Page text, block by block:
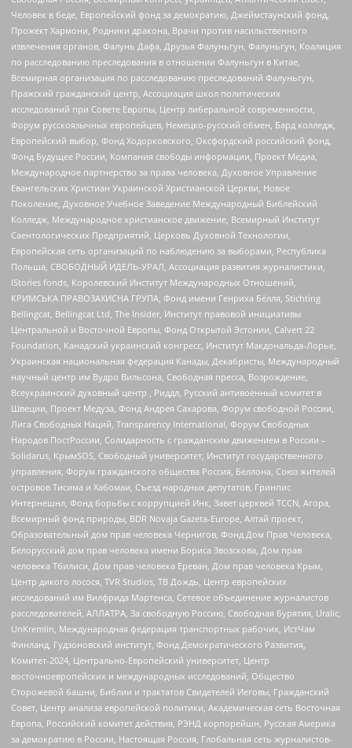
Человек в беде, Европейский фонд за демократию, Джеймстаунский фонд,
Прожект Хармони, Родники дракона, Врачи против насильственного
извлечения органов, Фалунь Дафа, Друзья Фалуньгун, Фалуньгун, Коалиция
по расследованию преследования в отношении Фалуньгун в Китае,
Всемирная организация по расследованию преследований Фалуньгун,
Пражский гражданский центр, Ассоциация школ политических
исследований при Совете Европы, Центр либеральной современности,
Форум русскоязычных европейцев, Немецко-русский обмен, Бард колледж,
Европейский выбор, Фонд Ходорковского, Оксфордский российский фонд,
Фонд Будущее России, Компания свободы информации, Проект Медиа,
Международное партнерство за права человека, Духовное Управление
Евангельских Христиан Украинской Христианской Церкви, Новое
Поколение, Духовное Учебное Заведение Международный Библейский
Колледж, Международное христианское движение, Всемирный Институт
Саентологических Предприятий, Церковь Духовной Технологии,
Европейская сеть организаций по наблюдению за выборами, Республика
Польша, СВОБОДНЫЙ ИДЕЛЬ-УРАЛ, Ассоциация развития журналистики,
IStories fonds, Королевский Институт Международных Отношений,
КРИМСЬКА ПРАВОЗАХИСНА ГРУПА, Фонд имени Генриха Бёлля, Stichting
Bellingcat, Bellingcat Ltd, The Insider, Институт правовой инициативы
Центральной и Восточной Европы, Фонд Открытой Эстонии, Calvert 22
Foundation, Канадский украинский конгресс, Институт Макдональда-Лорье,
Украинская национальная федерация Канады, Декабристы, Международный
научный центр им Вудро Вильсона, Свободная пресса, Возрождение,
Всеукраинский духовный центр , Риддл, Русский антивоенный комитет в
Швеции, Проект Медуза, Фонд Андрея Сахарова, Форум свободной России,
Лига Свободных Наций, Transparеncy International, Форум Свободных
Народов ПостРоссии, Солидарность с гражданским движением в России –
Solidarus, КрымSOS, Свободный университет, Институт государственного
управления, Форум гражданского общества Россия, Беллона, Союз жителей
островов Тисима и Хабомаи, Съезд народных депутатов, Гринпис
Интернешнл, Фонд борьбы с коррупцией Инк, Завет церквей TCCN, Агора,
Всемирный фонд природы, BDR Novaja Gazeta-Europe, Алтай проект,
Образовательный дом прав человека Чернигов, Фонд Дом Прав Человека,
Белорусский дом прав человека имени Бориса Звозскова, Дом прав
человека Тбилиси, Дом прав человека Ереван, Дом прав человека Крым,
Центр дикого лосося, TVR Studios, ТВ Дождь, Центр европейских
исследований им Вилфрида Мартенса, Сетевое объединение журналистов
расследователей, АЛЛАТРА, За свободную Россию, Свободная Бурятия, Uralic,
UnKremlin, Международная федерация транспортных рабочих, ИстЧам
Финланд, Гудзоновский институт, Фонд Демократического Развития,
Комитет-2024, Центрально-Европейский университет, Центр
восточноевропейских и международных исследований, Общество
Сторожевой башни, Библии и трактатов Свидетелей Иеговы, Гражданский
Совет, Центр анализа европейской политики, Академическая сеть Восточная
Европа, Российский комитет действия, РЭНД корпорейшн, Русская Америка
за демократию в России, Настоящая Россия, Глобальная сеть журналистов-